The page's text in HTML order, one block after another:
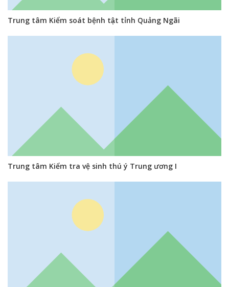
Trung tâm Kiểm soát bệnh tật tỉnh Quảng Ngãi
Trung tâm Kiểm tra vệ sinh thú ý Trung ương I